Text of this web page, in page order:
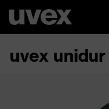
uvex